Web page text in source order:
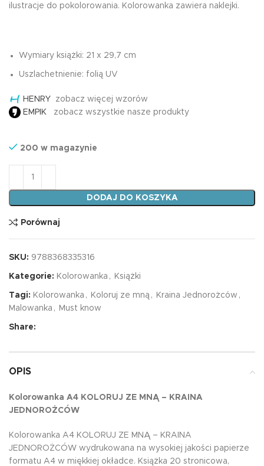
ilustracje do pokolorowania. Kolorowanka zawiera naklejki.
Wymiary książki: 21 x 29,7 cm
Uszlachetnienie: folią UV
HENRY zobacz więcej wzorów
EMPIK zobacz wszystkie nasze produkty
200 w magazynie
ilość Kolorowanka A4 KOLORUJ ZE MNĄ - KRAINA
DODAJ DO KOSZYKA
Porównaj
SKU: 9788368335316
Kategorie: Kolorowanka , Książki
Tagi: Kolorowanka , Koloruj ze mną , Kraina Jednorożców ,
Malowanka , Must know
Share:
OPIS
Kolorowanka A4 KOLORUJ ZE MNĄ – KRAINA
JEDNOROŻCÓW
Kolorowanka A4 KOLORUJ ZE MNĄ – KRAINA
JEDNOROŻCÓW wydrukowana na wysokiej jakości papierze
formatu A4 w miękkiej okładce. Książka 20 stronicowa,